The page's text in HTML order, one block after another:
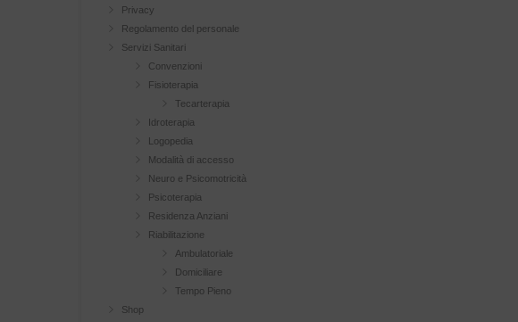
Privacy
Regolamento del personale
Servizi Sanitari
Convenzioni
Fisioterapia
Tecarterapia
Idroterapia
Logopedia
Modalità di accesso
Neuro e Psicomotricità
Psicoterapia
Residenza Anziani
Riabilitazione
Ambulatoriale
Domiciliare
Tempo Pieno
Shop